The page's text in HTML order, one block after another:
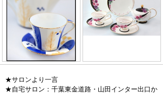
★サロンより一言
★自宅サロン：千葉東金道路・山田インター出口か